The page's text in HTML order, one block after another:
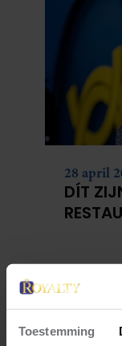
Toestemming
28 april
DÍT